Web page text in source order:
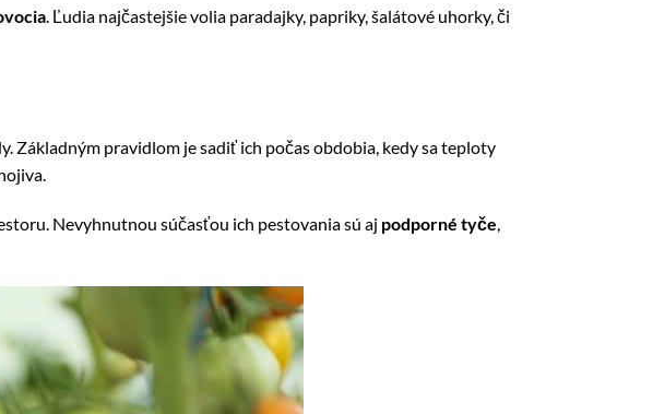
. Ľudia najčastejšie volia paradajky, papriky, šalátové uhorky, či
Základným pravidlom je sadiť ich počas obdobia, kedy sa teploty
Nevyhnutnou súčasťou ich pestovania sú aj podporné tyče,